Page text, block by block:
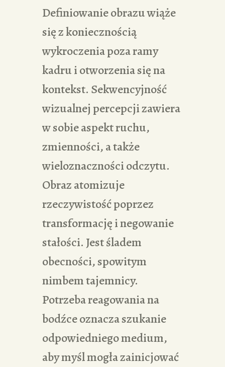
Definiowanie obrazu wiąże
się z koniecznością
wykroczenia poza ramy
kadru i otworzenia się na
kontekst. Sekwencyjność
wizualnej percepcji zawiera
w sobie aspekt ruchu,
zmienności, a także
wieloznaczności odczytu.
Obraz atomizuje
rzeczywistość poprzez
transformację i negowanie
stałości. Jest śladem
obecności, spowitym
nimbem tajemnicy.
Potrzeba reagowania na
bodźce oznacza szukanie
odpowiedniego medium,
aby myśl mogła zainicjować